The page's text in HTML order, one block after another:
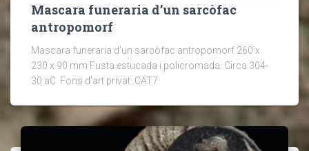
Mascara funeraria d’un sarcòfac
antropomorf
Mascara funeraria d’un sarcòfac antropomorf 260 x
230 x 90 mm Fusta estucada i policromada. Circa 304-
30 aC. Fons d’art privat. CAT7